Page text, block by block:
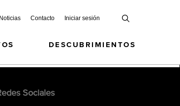
Noticias Contacto Iniciar sesión
DESCUBRIMIENTOS
Sociales